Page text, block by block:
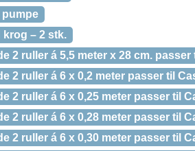
krog – 2 stk.
2 ruller á 5,5 meter x 28 cm.
2 ruller á 6 x 0,2 meter passer til
2 ruller á 6 x 0,25 meter passer til
2 ruller á 6 x 0,28 meter passer til
2 ruller á 6 x 0,30 meter passer til